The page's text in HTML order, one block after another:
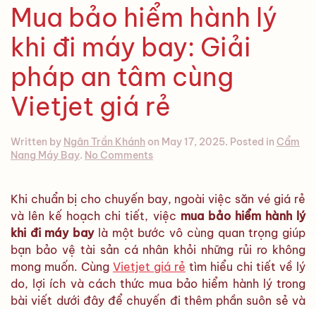
Mua bảo hiểm hành lý
khi đi máy bay: Giải
pháp an tâm cùng
Vietjet giá rẻ
Written by Ngân Trần Khánh on May 17, 2025. Posted in Cẩm
Nang Máy Bay. No Commentson
hiểm
hành
lý
khi
đi
máy
bay:
Giải
pháp
Khi chuẩn bị cho chuyến bay, ngoài việc săn vé giá rẻ
và lên kế hoạch chi tiết, việc mua bảo hiểm hành lý
khi đi máy baylà một bước vô cùng quan trọng giúp
bạn bảo vệ tài sản cá nhân khỏi những rủi ro không
mong muốn. Cùng Vietjet giá rẻ tìm hiểu chi tiết về lý
do, lợi ích và cách thức mua bảo hiểm hành lý trong
bài viết dưới đây để chuyến đi thêm phần suôn sẻ và